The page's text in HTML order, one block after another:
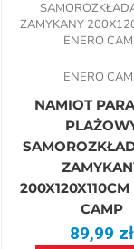
ENERO
NAMIOT PARAWAN
200X120X110CM
CAMP
89,99 zł